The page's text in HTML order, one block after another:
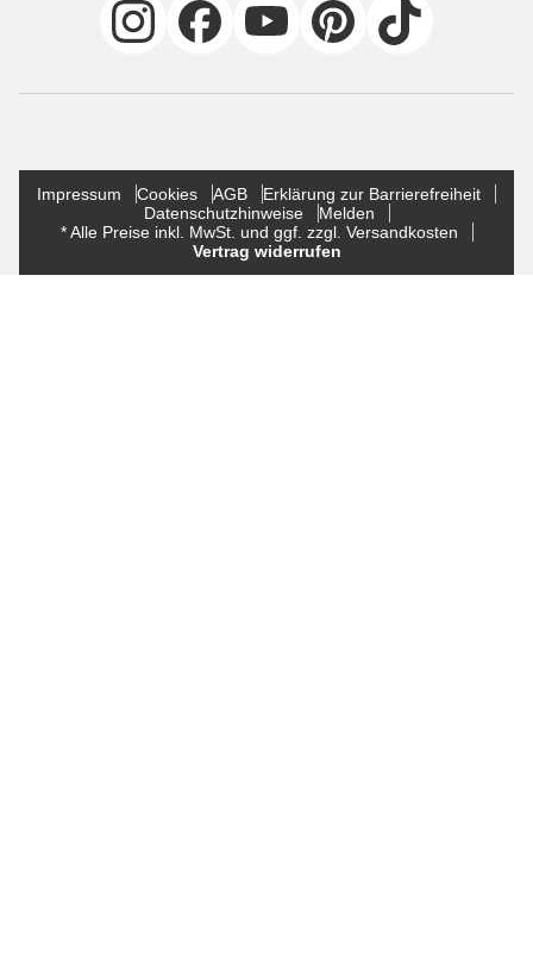
Impressum Cookies AGB
Erklärung zur Barrierefreiheit
Datenschutzhinweise
Melden
* Alle Preise inkl. MwSt. und ggf. zzgl. Versandkosten
Vertrag widerrufen